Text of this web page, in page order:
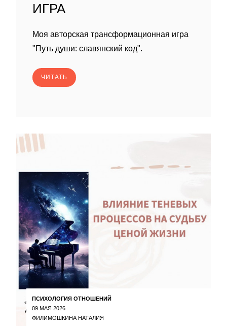
ИГРА
Моя авторская трансформационная игра
"Путь души: славянский код".
ЧИТАТЬ
ПСИХОЛОГИЯ ОТНОШЕНИЙ
09 МАЯ 2026
ФИЛИМОШКИНА НАТАЛИЯ